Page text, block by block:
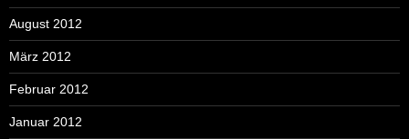
August 2012
März 2012
Februar 2012
Januar 2012